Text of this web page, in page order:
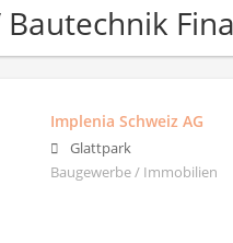
Implenia Schweiz AG
Glattpark
Baugewerbe / Immobilien